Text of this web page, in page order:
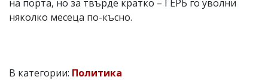
на порта, но за твърде кратко – ГЕРБ го уволни
няколко месеца по-късно.
В категории: Политика